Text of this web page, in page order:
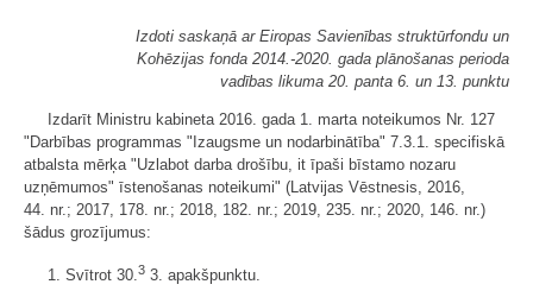
Izdoti saskaņā ar Eiropas Savienības struktūrfondu un
Kohēzijas fonda 2014.-2020. gada plānošanas perioda
vadības likuma 20. panta 6. un 13. punktu
Izdarīt Ministru kabineta 2016. gada 1. marta noteikumos Nr. 127
"Darbības programmas "Izaugsme un nodarbinātība" 7.3.1. specifiskā
atbalsta mērķa "Uzlabot darba drošību, it īpaši bīstamo nozaru
uzņēmumos" īstenošanas noteikumi" (Latvijas Vēstnesis, 2016,
44. nr.; 2017, 178. nr.; 2018, 182. nr.; 2019, 235. nr.; 2020, 146. nr.)
šādus grozījumus:
1. Svītrot 30.3 3. apakšpunktu.